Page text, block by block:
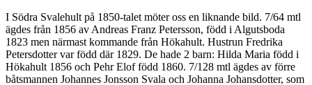
I Södra Svalehult på 1850-talet möter oss en liknande bild. 7/64 mtl
ägdes från 1856 av Andreas Franz Petersson, född i Algutsboda
1823 men närmast kommande från Hökahult. Hustrun Fredrika
Petersdotter var född där 1829. De hade 2 barn: Hilda Maria född i
Hökahult 1856 och Pehr Elof född 1860. 7/128 mtl ägdes av förre
båtsmannen Johannes Jonsson Svala och Johanna Johansdotter, som